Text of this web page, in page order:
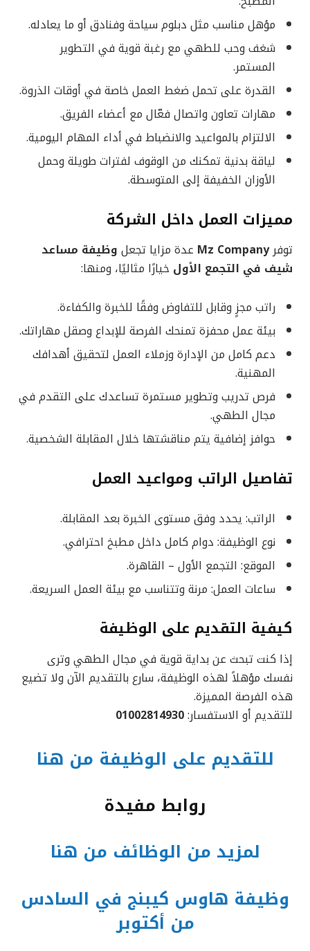
مؤهل مناسب مثل دبلوم سياحة وفنادق أو ما يعادله.
شغف وحب للطهي مع رغبة قوية في التطوير
المستمر.
القدرة على تحمل ضغط العمل خاصة في أوقات الذروة.
مهارات تعاون واتصال فعّال مع أعضاء الفريق.
الالتزام بالمواعيد والانضباط في أداء المهام اليومية.
لياقة بدنية تمكنك من الوقوف لفترات طويلة وحمل
الأوزان الخفيفة إلى المتوسطة.
مميزات العمل داخل الشركة
توفرMz Company عدة مزايا تجعل وظيفة مساعد
شيف في التجمع الأول خيارًا مثاليًا، ومنها:
راتب مجزٍ وقابل للتفاوض وفقًا للخبرة والكفاءة.
بيئة عمل محفزة تمنحك الفرصة للإبداع وصقل مهاراتك.
دعم كامل من الإدارة وزملاء العمل لتحقيق أهدافك
المهنية.
فرص تدريب وتطوير مستمرة تساعدك على التقدم في
مجال الطهي.
حوافز إضافية يتم مناقشتها خلال المقابلة الشخصية.
تفاصيل الراتب ومواعيد العمل
الراتب: يحدد وفق مستوى الخبرة بعد المقابلة.
نوع الوظيفة: دوام كامل داخل مطبخ احترافي.
الموقع: التجمع الأول – القاهرة.
ساعات العمل: مرنة وتتناسب مع بيئة العمل السريعة.
كيفية التقديم على الوظيفة
إذا كنت تبحث عن بداية قوية في مجال الطهي وترى
نفسك مؤهلاً لهذه الوظيفة، سارع بالتقديم الآن ولا تضيع
هذه الفرصة المميزة.
للتقديم أو الاستفسار:01002814930
للتقديم على الوظيفة من هنا
روابط مفيدة
لمزيد من الوظائف من هنا
وظيفة هاوس كيبنج في السادس
من أكتوبر